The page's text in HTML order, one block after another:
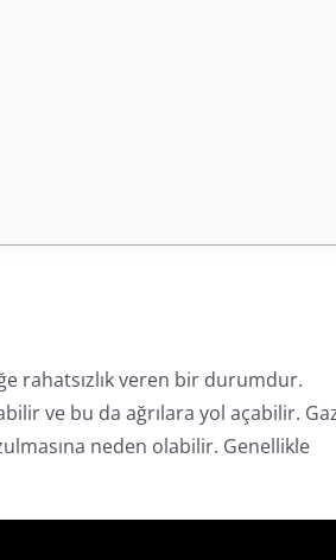
rahatsızlık veren bir durumdur.
ve bu da ağrılara yol açabilir.
neden olabilir. Genellikle